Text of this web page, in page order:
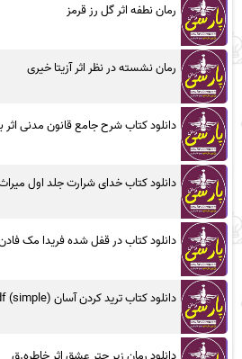
رمان نطفه اثر گل رز قرمز
رمان نشسته در نظر اثر آزیتا خیری
دانلود کتاب شرح جامع قانون مدنی اثر
دانلود کتاب خدای شرارت جلد اول
دانلود کتاب در قفل شده فریدا مک
دانلود کتاب ترید کردن آسان (simple) pdf